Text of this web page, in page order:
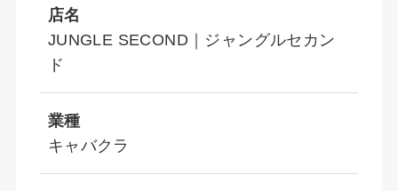
店名
JUNGLE SECOND｜ジャングルセカン
ド
業種
キャバクラ